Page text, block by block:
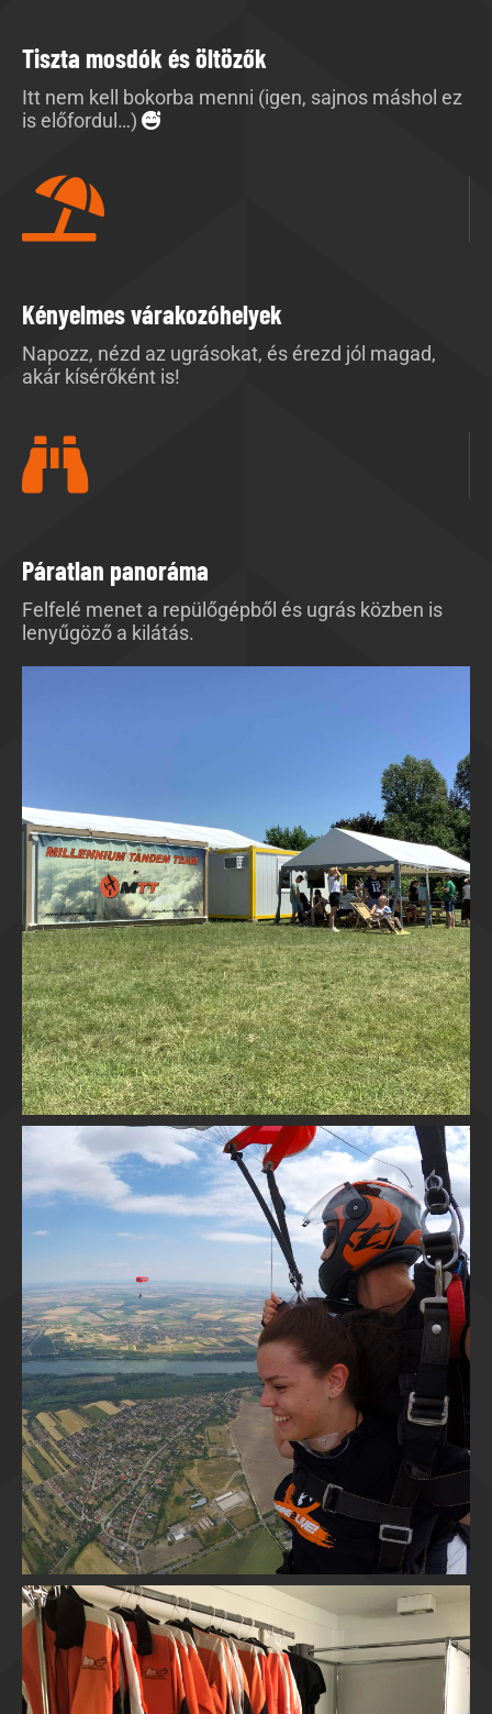
Tiszta mosdók és öltözők
Itt nem kell bokorba menni (igen, sajnos máshol ez
is előfordul…)
Kényelmes várakozóhelyek
Napozz, nézd az ugrásokat, és érezd jól magad,
akár kísérőként is!
Páratlan panoráma
Felfelé menet a repülőgépből és ugrás közben is
lenyűgöző a kilátás.